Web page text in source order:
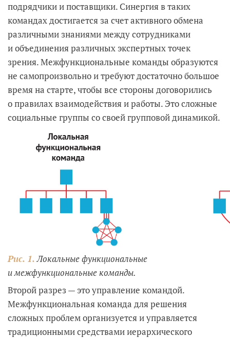
подрядчики и поставщики. Синергия в таких
командах достигается за счет активного обмена
различными знаниями между сотрудниками
и объединения различных экспертных точек
зрения. Межфункциональные команды образуются
не самопроизвольно и требуют достаточно большое
время на старте, чтобы все стороны договорились
о правилах взаимодействия и работы. Это сложные
социальные группы со своей групповой динамикой.
Рис. 1. Локальные функциональные
и межфункциональные команды.
Второй разрез — это управление командой.
Межфункциональная команда для решения
сложных проблем организуется и управляется
традиционными средствами иерархического